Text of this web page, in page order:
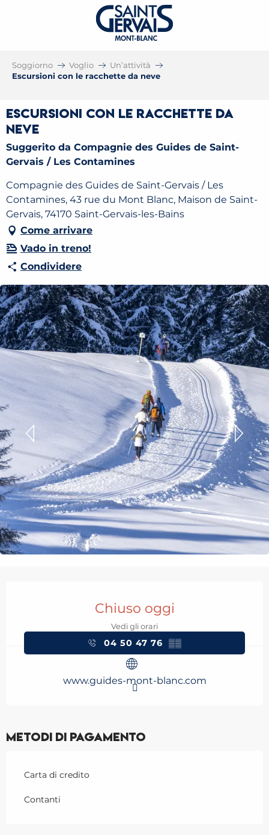
Soggiorno Voglio
Un’attività
Escursioni con le racchette da neve
Escursioni con le racchette da
neve
Suggerito da Compagnie des Guides de Saint-
Gervais / Les Contamines
Compagnie des Guides de Saint-Gervais / Les
Contamines, 43 rue du Mont Blanc, Maison de Saint-
Gervais, 74170 Saint-Gervais-les-Bains
Come arrivare
Vado in treno!
Condividere
Chiuso oggi
Vedi gli orari
04 50 47 76 ▒▒
www.guides-mont-blanc.com
Metodi di pagamento
Carta di credito
Contanti